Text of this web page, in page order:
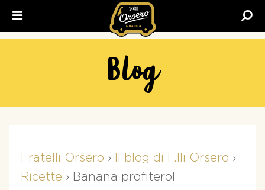
Blog
Fratelli Orsero › Il blog di F.lli Orsero ›
Ricette › Banana profiterol